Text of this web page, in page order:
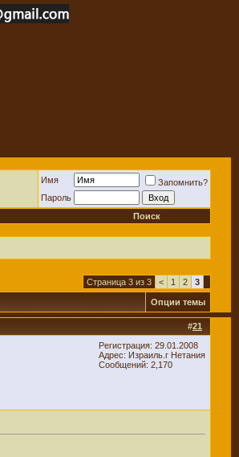
Имя
Запомнить?
Пароль
Поиск
Страница 3 из 3 < 1 2 3
Опции темы
#21
Регистрация: 29.01.2008
Адрес: Израиль.г Нетания
Сообщений: 2,170